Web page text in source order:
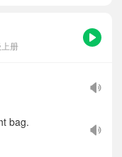
册
bag.